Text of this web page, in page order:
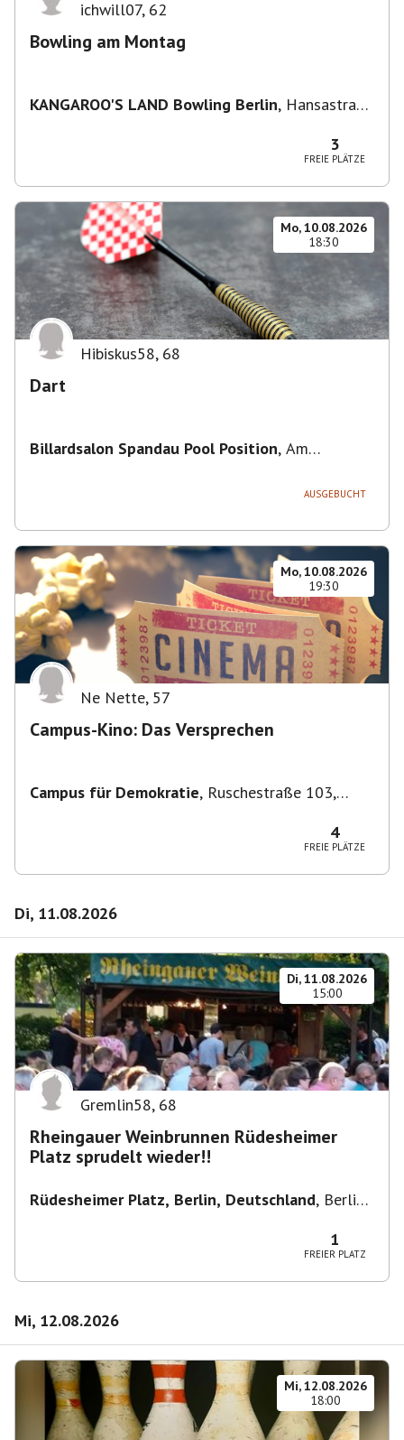
ichwill07, 62
Bowling am Montag
KANGAROO'S LAND Bowling Berlin, Hansastraße
3
FREIE PLÄTZE
Mo, 10.08.2026
18:30
Hibiskus58, 68
Dart
Billardsalon Spandau Pool Position, Am
AUSGEBUCHT
Mo, 10.08.2026
19:30
Ne Nette, 57
Campus-Kino: Das Versprechen
Campus für Demokratie, Ruschestraße 103,
4
FREIE PLÄTZE
Di, 11.08.2026
Di, 11.08.2026
15:00
Gremlin58, 68
Rheingauer Weinbrunnen Rüdesheimer
Platz sprudelt wieder!!
Rüdesheimer Platz, Berlin, Deutschland, Berlin-
1
FREIER PLATZ
Mi, 12.08.2026
Mi, 12.08.2026
18:00